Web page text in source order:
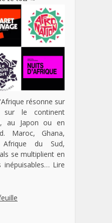
résonne sur
le continent
au Japon ou en
Maroc, Ghana,
Afrique du Sud,
se multiplient en
inépuisables… Lire